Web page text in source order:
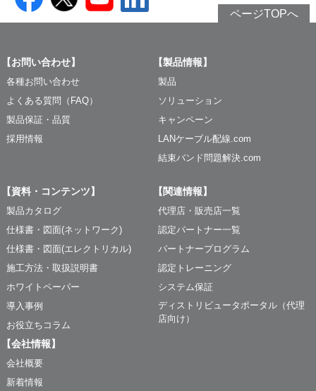
ページTOPへ
【お問い合わせ】
各種お問い合わせ
よくある質問（FAQ）
製品保証・品質
採用情報
【製品情報】
製品
ソリューション
キャンペーン
LANケーブル配線.com
結束バンド問題解決.com
【資料・コンテンツ】
製品カタログ
仕様書・図面(ネットワーク)
仕様書・図面(エレクトリカル)
施工方法・取扱説明書
ホワイトペーパー
導入事例
お役立ちコラム
【関連情報】
代理店・販売店一覧
認定パートナー一覧
パートナープログラム
認定トレーニング
システム保証
ディストリビュータポータル（代理
店向け）
【会社情報】
会社概要
新着情報